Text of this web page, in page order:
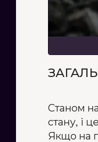
Станом
стану, і
Якщо на